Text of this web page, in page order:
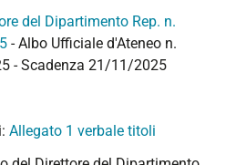
del Dipartimento Rep. n.
- Albo Ufficiale d'Ateneo n.
- Scadenza 21/11/2025
Allegato 1 verbale titoli